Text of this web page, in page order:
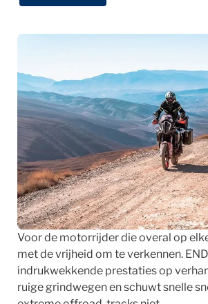
Voor de motorrijder die overal op
met de vrijheid om te verkennen.
indrukwekkende prestaties op
ruige grindwegen en schuwt snelle